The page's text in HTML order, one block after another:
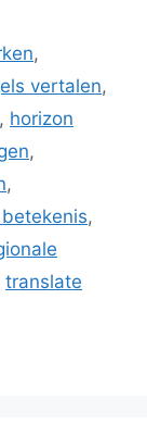
,
vertalen,
, horizon
,
,
,
translate